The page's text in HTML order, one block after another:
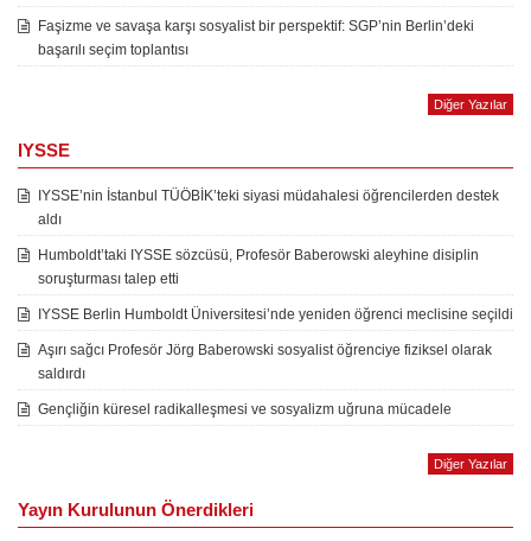
Faşizme ve savaşa karşı sosyalist bir perspektif: SGP’nin Berlin’deki
başarılı seçim toplantısı
Diğer Yazılar
IYSSE
IYSSE’nin İstanbul TÜÖBİK’teki siyasi müdahalesi öğrencilerden destek
aldı
Humboldt’taki IYSSE sözcüsü, Profesör Baberowski aleyhine disiplin
soruşturması talep etti
IYSSE Berlin Humboldt Üniversitesi’nde yeniden öğrenci meclisine seçildi
Aşırı sağcı Profesör Jörg Baberowski sosyalist öğrenciye fiziksel olarak
saldırdı
Gençliğin küresel radikalleşmesi ve sosyalizm uğruna mücadele
Diğer Yazılar
Yayın Kurulunun Önerdikleri